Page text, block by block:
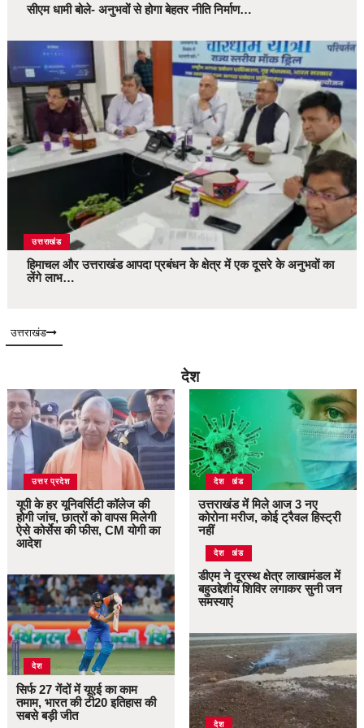
सीएम धामी बोले- अनुभवों से होगा बेहतर नीति निर्माण…
उत्तराखंड
हिमाचल और उत्तराखंड आपदा प्रबंधन के क्षेत्र में एक दूसरे के अनुभवों का
लेंगे लाभ…
उत्तराखंड
देश
उत्तर प्रदेश
यूपी के हर यूनिवर्सिटी कॉलेज की
होगी जांच, छात्रों को वापस मिलेगी
ऐसे कोर्सेस की फीस, CM योगी का
आदेश
देश
सिर्फ 27 गेंदों में यूएई का काम
तमाम, भारत की टी20 इतिहास की
सबसे बड़ी जीत
उत्तराखंड
देश
उत्तराखंड में मिले आज 3 नए
कोरोना मरीज, कोई ट्रैवल हिस्ट्री
नहीं
उत्तराखंड
देश
डीएम ने दूरस्थ क्षेत्र लाखामंडल में
बहुउद्देशीय शिविर लगाकर सुनी जन
समस्याएं
देश